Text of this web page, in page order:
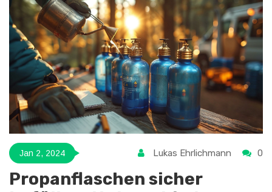
Jan 2, 2024 Lukas Ehrlichmann 0
Propanflaschen sicher